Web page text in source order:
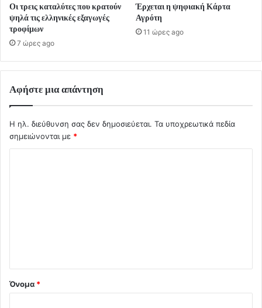
Οι τρεις καταλύτες που κρατούν
ψηλά τις ελληνικές εξαγωγές
τροφίμων
7 ώρες ago
Έρχεται η ψηφιακή Κάρτα
Αγρότη
11 ώρες ago
Αφήστε μια απάντηση
Η ηλ. διεύθυνση σας δεν δημοσιεύεται. Τα υποχρεωτικά πεδία
σημειώνονται με *
Όνομα *